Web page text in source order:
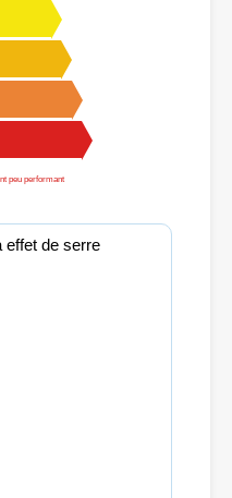
peu performant
effet de serre